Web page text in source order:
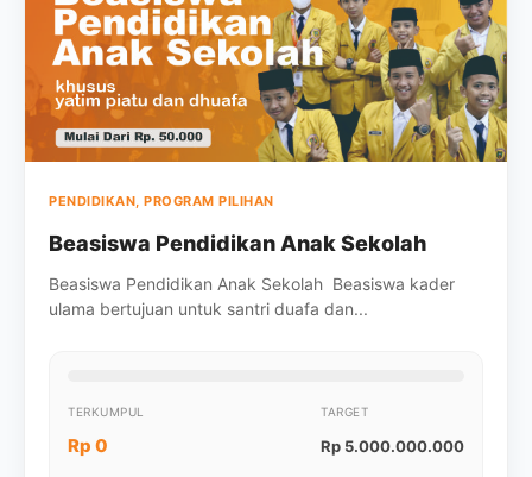
PENDIDIKAN, PROGRAM PILIHAN
Beasiswa Pendidikan Anak Sekolah
Beasiswa Pendidikan Anak Sekolah Beasiswa kader
ulama bertujuan untuk santri duafa dan...
TERKUMPUL
Rp 0
TARGET
Rp 5.000.000.000